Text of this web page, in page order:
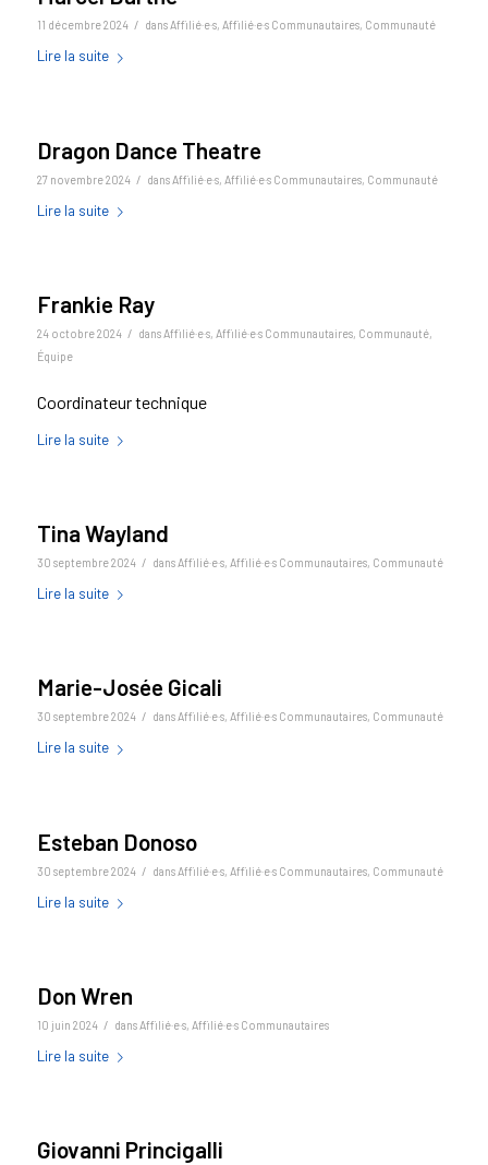
11 décembre 2024 / dans Affilié·e·s, Affilié·e·s Communautaires, Communauté
Lire la suite
Dragon Dance Theatre
27 novembre 2024 / dans Affilié·e·s, Affilié·e·s Communautaires, Communauté
Lire la suite
Frankie Ray
24 octobre 2024 / dans Affilié·e·s, Affilié·e·s Communautaires, Communauté,
Équipe
Coordinateur technique
Lire la suite
Tina Wayland
30 septembre 2024 / dans Affilié·e·s, Affilié·e·s Communautaires, Communauté
Lire la suite
Marie-Josée Gicali
30 septembre 2024 / dans Affilié·e·s, Affilié·e·s Communautaires, Communauté
Lire la suite
Esteban Donoso
30 septembre 2024 / dans Affilié·e·s, Affilié·e·s Communautaires, Communauté
Lire la suite
Don Wren
10 juin 2024 / dans Affilié·e·s, Affilié·e·s Communautaires
Lire la suite
Giovanni Princigalli